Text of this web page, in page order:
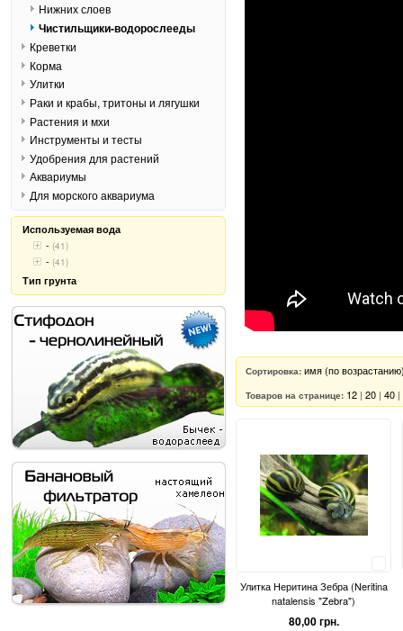
Сортировка: имя (по
Товаров на странице: 12 | 20 | 40 |
Улитка Неритина Зебра (Neritina
natalensis "Zebra")
80,00 грн.
Нижних слоев
Чистильщики-водорослееды
Креветки
Корма
Улитки
Раки и крабы, тритоны и лягушки
Растения и мхи
Инструменты и тесты
Удобрения для растений
Аквариумы
Для морского аквариума
Используемая вода
- (41)
- (41)
Тип грунта